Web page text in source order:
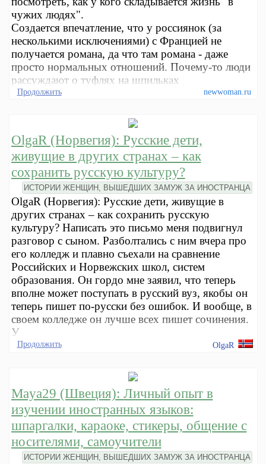
чужих людях".
Создается впечатление, что у россиянок (за
несколькими исключениями) с Францией не
получается романа, да что там романа - даже
просто нормальных отношений. Почему-то люди
рассуждают о туфлях на шпильках
Продолжить newwoman.ru
OlgaR (Норвегия): Русские дети,
живущие в других странах – как
сохранить русскую культуру?
ИСТОРИИ ЖЕНЩИН, ВЫШЕДШИХ ЗАМУЖ ЗА ИНОСТРАНЦА
OlgaR (Норвегия): Русские дети, живущие в
других странах – как сохранить русскую
культуру? Написать это письмо меня подвигнул
разговор с сыном. Разболтались с ним вчера про
его колледж и плавно съехали на сравнение
Российских и Норвежских школ, систем
образования. Он гордо мне заявил, что теперь
вполне может поступать в русский вуз, якобы он
теперь пишет по-русски без ошибок. И вообще, в
своем колледже он лучше всех пишет сочинения.
У
Продолжить OlgaR
Maya29 (Швеция): Личный опыт в
изучении иностранных языков:
шпаргалки, караоке, стикеры, общение с
носителями, самоучители
ИСТОРИИ ЖЕНЩИН, ВЫШЕДШИХ ЗАМУЖ ЗА ИНОСТРАНЦА